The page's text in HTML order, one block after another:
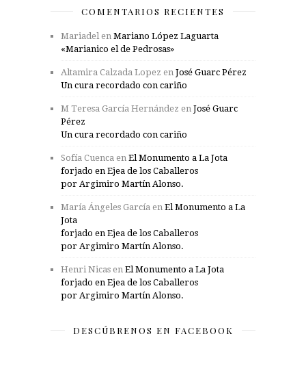
COMENTARIOS RECIENTES
Mariadel en Mariano López Laguarta
«Marianico el de Pedrosas»
Altamira Calzada Lopez en José Guarc Pérez
Un cura recordado con cariño
M Teresa García Hernández en José Guarc
Pérez
Un cura recordado con cariño
Sofía Cuenca en El Monumento a La Jota
forjado en Ejea de los Caballeros
por Argimiro Martín Alonso.
María Ángeles García en El Monumento a La
Jota
forjado en Ejea de los Caballeros
por Argimiro Martín Alonso.
Henri Nicas en El Monumento a La Jota
forjado en Ejea de los Caballeros
por Argimiro Martín Alonso.
DESCÚBRENOS EN FACEBOOK